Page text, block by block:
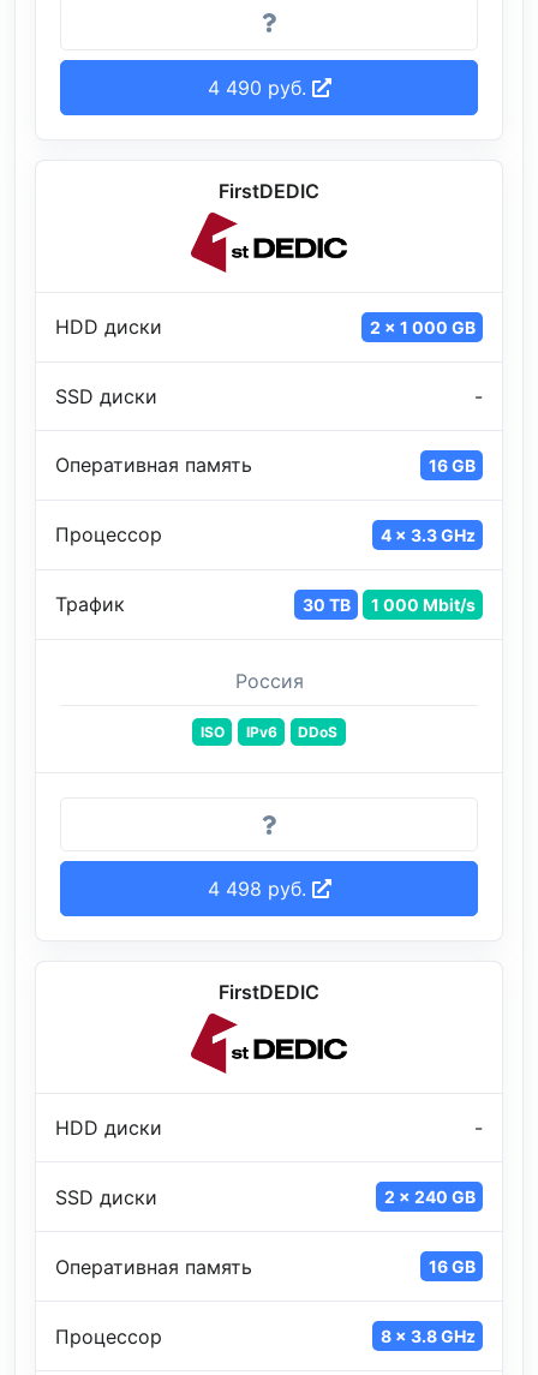
4 490 руб.
FirstDEDIC
HDD диски 2 x 1 000 GB
SSD диски -
Оперативная память 16 GB
Процессор 4 x 3.3 GHz
Трафик 30 TB 1 000 Mbit/s
Россия
ISO IPv6 DDoS
4 498 руб.
FirstDEDIC
HDD диски -
SSD диски 2 x 240 GB
Оперативная память 16 GB
Процессор 8 x 3.8 GHz